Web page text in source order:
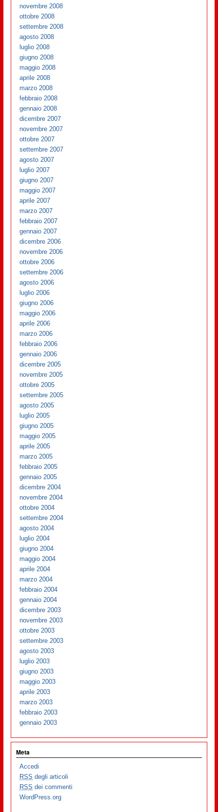
novembre 2008
ottobre 2008
settembre 2008
agosto 2008
luglio 2008
giugno 2008
maggio 2008
aprile 2008
marzo 2008
febbraio 2008
gennaio 2008
dicembre 2007
novembre 2007
ottobre 2007
settembre 2007
agosto 2007
luglio 2007
giugno 2007
maggio 2007
aprile 2007
marzo 2007
febbraio 2007
gennaio 2007
dicembre 2006
novembre 2006
ottobre 2006
settembre 2006
agosto 2006
luglio 2006
giugno 2006
maggio 2006
aprile 2006
marzo 2006
febbraio 2006
gennaio 2006
dicembre 2005
novembre 2005
ottobre 2005
settembre 2005
agosto 2005
luglio 2005
giugno 2005
maggio 2005
aprile 2005
marzo 2005
febbraio 2005
gennaio 2005
dicembre 2004
novembre 2004
ottobre 2004
settembre 2004
agosto 2004
luglio 2004
giugno 2004
maggio 2004
aprile 2004
marzo 2004
febbraio 2004
gennaio 2004
dicembre 2003
novembre 2003
ottobre 2003
settembre 2003
agosto 2003
luglio 2003
giugno 2003
maggio 2003
aprile 2003
marzo 2003
febbraio 2003
gennaio 2003
Meta
Accedi
RSS degli articoli
RSS dei commenti
WordPress.org